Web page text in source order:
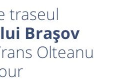
traseul
Brașov
Olteanu